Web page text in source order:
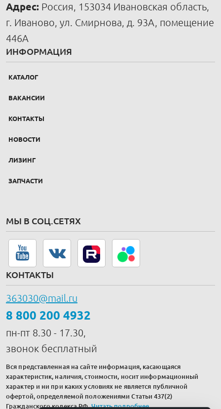
Адрес: Россия, 153034 Ивановская область,
г. Иваново, ул. Смирнова, д. 93А, помещение
446А
ИНФОРМАЦИЯ
КАТАЛОГ
ВАКАНСИИ
КОНТАКТЫ
НОВОСТИ
ЛИЗИНГ
ЗАПЧАСТИ
МЫ В СОЦ.СЕТЯХ
КОНТАКТЫ
363030@mail.ru
8 800 200 4932
пн-пт 8.30 - 17.30,
звонок бесплатный
Вся представленная на сайте информация, касающаяся
характеристик, наличия, стоимости, носит информационный
характер и ни при каких условиях не является публичной
офертой, определяемой положениями Статьи 437(2)
Гражданского кодекса РФ.Читать подробнее.